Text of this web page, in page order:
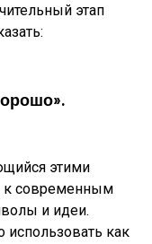
этап
этими
к современным
и идеи.
использовать как